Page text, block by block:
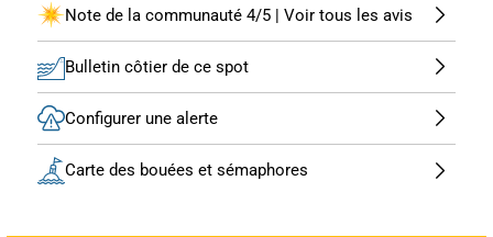
Note de la communauté 4/5 | Voir tous les avis
Bulletin côtier de ce spot
Configurer une alerte
Carte des bouées et sémaphores